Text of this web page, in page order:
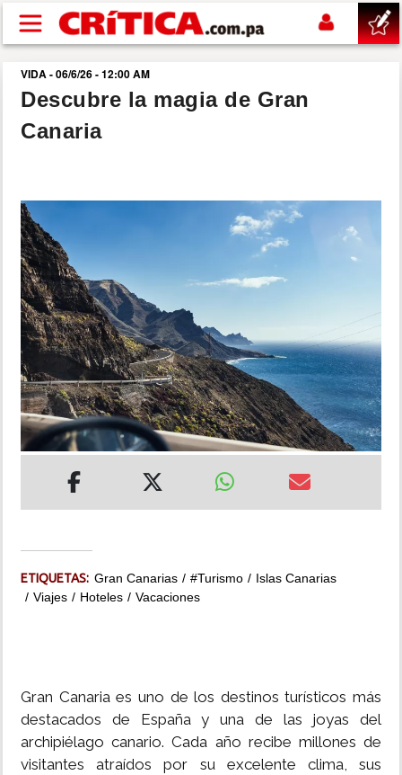
Pasar al contenido principal
buscar
SUCESOS
POLÍTICA
SHOW
DEPORTES
MUNDO
INSÓLITAS
MULTIMEDIA
VIDA - 06/6/26 - 12:00 AM
Descubre la magia de Gran
Canaria
ETIQUETAS: Gran Canarias #Turismo
Islas Canarias
Viajes
Hoteles Vacaciones
Gran Canaria es uno de los destinos turísticos más
destacados de España y una de las joyas del
archipiélago canario. Cada año recibe millones de
visitantes atraídos por su excelente clima, sus